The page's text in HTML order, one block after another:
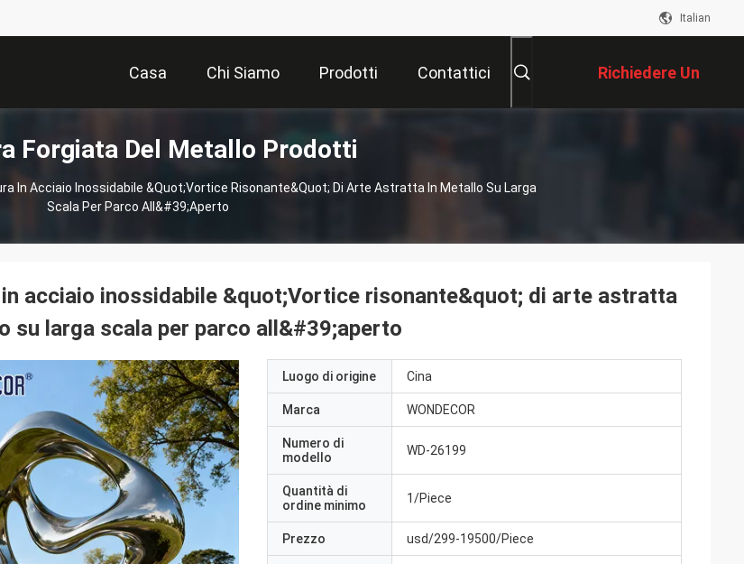
Italian
Casa Chi Siamo Prodotti Contattici Richiedere Un
Preventivo
Forgiata Del Metallo Prodotti
In Acciaio Inossidabile &quot;Vortice Risonante&quot; Di Arte Astratta In Metallo Su Larga
Scala Per Parco All&#39;aperto
acciaio inossidabile &quot;Vortice risonante&quot; di arte astratta
su larga scala per parco all&#39;aperto
Luogo di origine Cina
Marca WONDECOR
Numero di
modello
WD-26199
Quantità di
ordine minimo
1/Piece
Prezzo usd/299-19500/Piece